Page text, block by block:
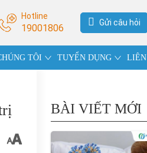
Hotline
19001806 Gửi câu hỏi
TÔI TUYỂN DỤNG
BÀI VIẾT MỚI